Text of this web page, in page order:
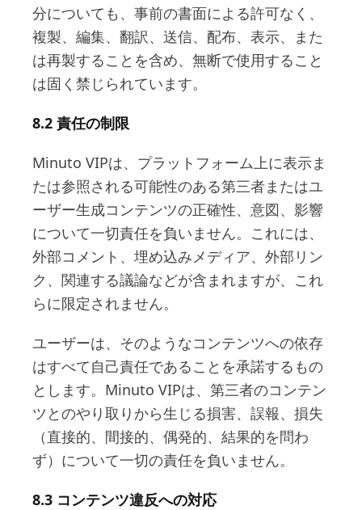
分についても、事前の書面による許可なく、
複製、編集、翻訳、送信、配布、表示、また
は再製することを含め、無断で使用すること
は固く禁じられています。
8.2 責任の制限
Minuto VIPは、プラットフォーム上に表示ま
たは参照される可能性のある第三者またはユ
ーザー生成コンテンツの正確性、意図、影響
について一切責任を負いません。これには、
外部コメント、埋め込みメディア、外部リン
ク、関連する議論などが含まれますが、これ
らに限定されません。
ユーザーは、そのようなコンテンツへの依存
はすべて自己責任であることを承諾するもの
とします。Minuto VIPは、第三者のコンテン
ツとのやり取りから生じる損害、誤報、損失
（直接的、間接的、偶発的、結果的を問わ
ず）について一切の責任を負いません。
8.3 コンテンツ違反への対応